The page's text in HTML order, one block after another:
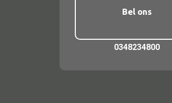
Bel ons
0348234800